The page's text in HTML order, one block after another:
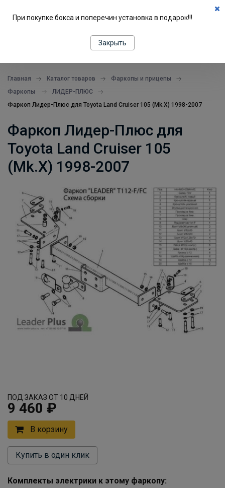
Главная Каталог товаров
Фаркопы и прицепы
Фаркопы
ЛИДЕР-ПЛЮС
Фаркоп Лидер-Плюс для Toyota Land Cruiser 105 (Mk.X) 1998-2007
Фаркоп Лидер-Плюс для
Toyota Land Cruiser 105
(Mk.X) 1998-2007
ПОД ЗАКАЗ ОТ 10 ДНЕЙ
9 460 ₽
В корзину
Купить в один клик
Комплекты электрики к этому фаркопу:
При покупке бокса и поперечин установка в подарок!!!
Закрыть